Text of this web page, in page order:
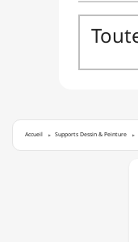
Accueil Supports Dessin & Peinture